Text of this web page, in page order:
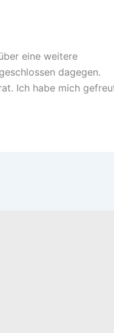
eine weitere
dagegen.
Ich habe mich